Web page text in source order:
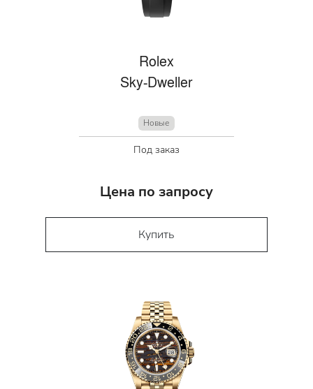
Rolex
Sky-Dweller
Новые
Под заказ
Цена по запросу
Купить